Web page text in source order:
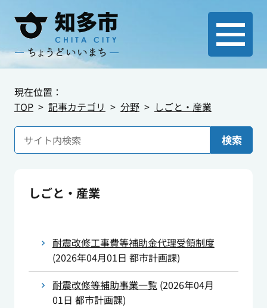
現在位置：
TOP
記事カテゴリ 分野 しごと・産業
検索
しごと・産業
耐震改修工事費等補助金代理受領制度
(2026年04月01日 都市計画課)
耐震改修等補助事業一覧(2026年04月
01日 都市計画課)